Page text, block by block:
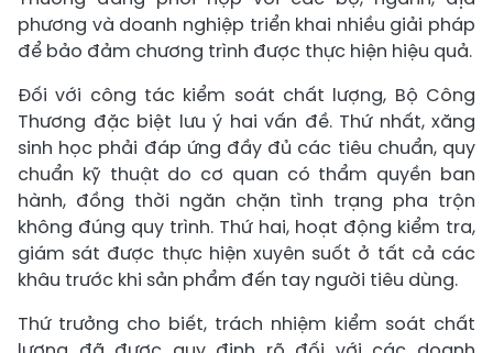
phương và doanh nghiệp triển khai nhiều giải pháp
để bảo đảm chương trình được thực hiện hiệu quả.
Đối với công tác kiểm soát chất lượng, Bộ Công
Thương đặc biệt lưu ý hai vấn đề. Thứ nhất, xăng
sinh học phải đáp ứng đầy đủ các tiêu chuẩn, quy
chuẩn kỹ thuật do cơ quan có thẩm quyền ban
hành, đồng thời ngăn chặn tình trạng pha trộn
không đúng quy trình. Thứ hai, hoạt động kiểm tra,
giám sát được thực hiện xuyên suốt ở tất cả các
khâu trước khi sản phẩm đến tay người tiêu dùng.
Thứ trưởng cho biết, trách nhiệm kiểm soát chất